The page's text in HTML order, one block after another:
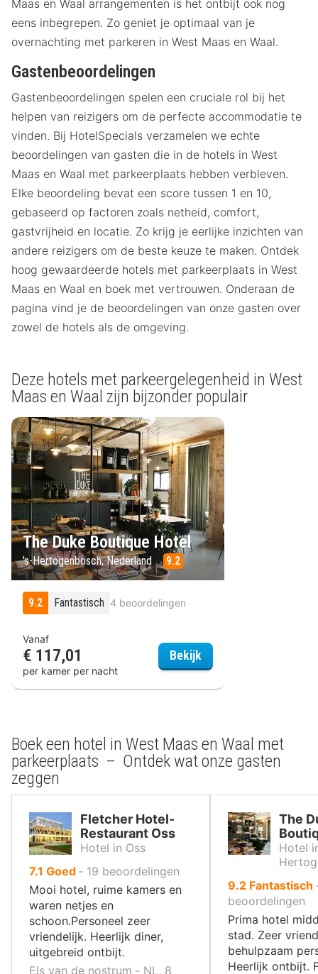
Maas en Waal arrangementen is het ontbijt ook nog
eens inbegrepen. Zo geniet je optimaal van je
overnachting met parkeren in West Maas en Waal.
Gastenbeoordelingen
Gastenbeoordelingen spelen een cruciale rol bij het
helpen van reizigers om de perfecte accommodatie te
vinden. Bij HotelSpecials verzamelen we echte
beoordelingen van gasten die in de hotels in West
Maas en Waal met parkeerplaats hebben verbleven.
Elke beoordeling bevat een score tussen 1 en 10,
gebaseerd op factoren zoals netheid, comfort,
gastvrijheid en locatie. Zo krijg je eerlijke inzichten van
andere reizigers om de beste keuze te maken. Ontdek
hoog gewaardeerde hotels met parkeerplaats in West
Maas en Waal en boek met vertrouwen. Onderaan de
pagina vind je de beoordelingen van onze gasten over
zowel de hotels als de omgeving.
Deze hotels met parkeergelegenheid in West
Maas en Waal zijn bijzonder populair
The Duke Boutique Hotel
's-Hertogenbosch, Nederland 9.2
9.2 Fantastisch 4 beoordelingen
Vanaf
€ 117,01
per kamer per nacht
Bekijk
Boek een hotel in West Maas en Waal met
parkeerplaats – Ontdek wat onze gasten
zeggen
Fletcher Hotel-
Restaurant Oss
Hotel in Oss
7.1 uit
10
,
Goed ‐ 19 beoordelingen
Mooi hotel, ruime kamers en
waren netjes en
schoon.Personeel zeer
vriendelijk. Heerlijk diner,
uitgebreid ontbijt.
Els van de nostrum ‐ NL, 8
The
Hotel
9.2 uit
10
,
Fantastisch
beoordelingen
Prima hotel
stad. Zeer
behulpzaam
Heerlijk ontbijt.